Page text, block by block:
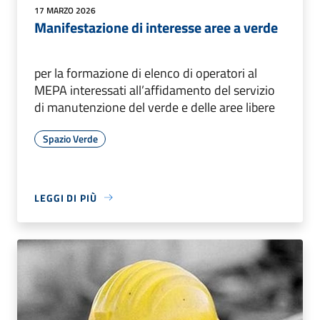
17 MARZO 2026
Manifestazione di interesse aree a verde
per la formazione di elenco di operatori al
MEPA interessati all’affidamento del servizio
di manutenzione del verde e delle aree libere
Spazio Verde
LEGGI DI PIÙ